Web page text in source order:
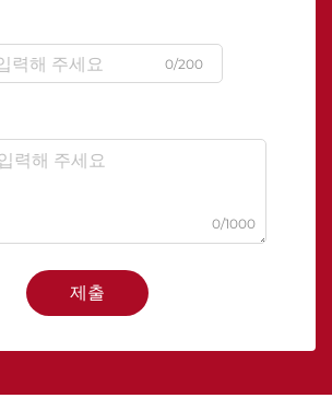
0/200
0/1000
제출